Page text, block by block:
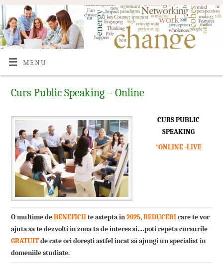
MENU
Curs Public Speaking – Online
CURS PUBLIC
SPEAKING
*ONLINE -LIVE
O multime deBENEFICIIte astepta in2025,REDUCERIcare te vor
ajuta sa te dezvolti in zona ta de interes si….poti repeta cursurile
GRATUITde cate ori dorești astfel încat să ajungi un specialist în
domeniile studiate.